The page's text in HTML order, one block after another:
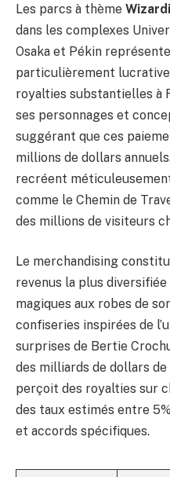
Les parcs à thème
dans les complexes
Osaka et Pékin
particulièrement
royalties substantielles à
ses personnages et
suggérant que ces
millions de dollars
recréent
comme le Chemin de
des millions de visiteurs
Le merchandising
revenus la plus
magiques aux robes de
confiseries inspirées de
surprises de Bertie
des milliards de dollars
perçoit des royalties sur
des taux estimés entre
et accords spécifiques.